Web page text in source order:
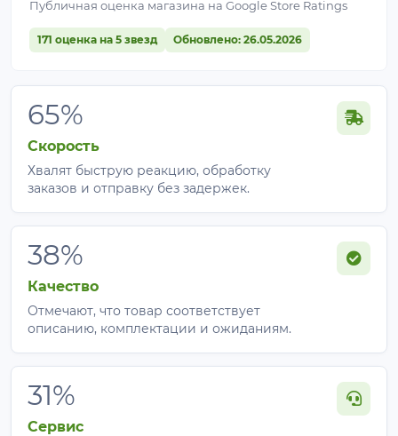
Публичная оценка магазина на Google Store Ratings
171 оценка на 5 звезд Обновлено: 26.05.2026
65%
Скорость
Хвалят быструю реакцию, обработку
заказов и отправку без задержек.
38%
Качество
Отмечают, что товар соответствует
описанию, комплектации и ожиданиям.
31%
Сервис